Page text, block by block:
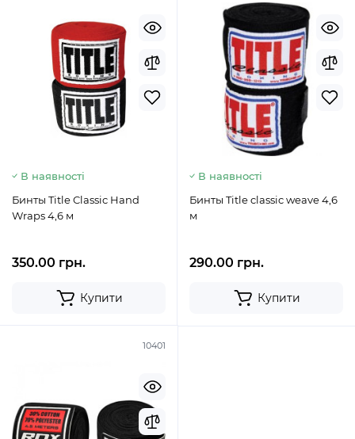
В наявності
Бинты Title Classic Hand
Wraps 4,6 м
350.00 грн.
Купити
В наявності
Бинты Title classic weave 4,6
м
290.00 грн.
Купити
10401